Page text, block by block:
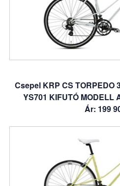
Csepel KRP CS TORPEDO
YS701 KIFUTÓ MODELL
Ár: 199